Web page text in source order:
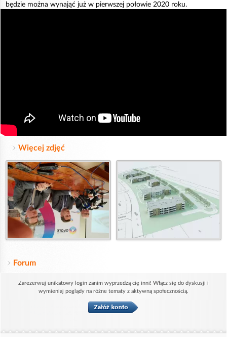
będzie można wynająć już w pierwszej połowie 2020 roku.
Więcej zdjęć
Forum
Zarezerwuj unikatowy login zanim wyprzedzą cię inni! Włącz się do dyskusji i
wymieniaj poglądy na różne tematy z aktywną społecznością.